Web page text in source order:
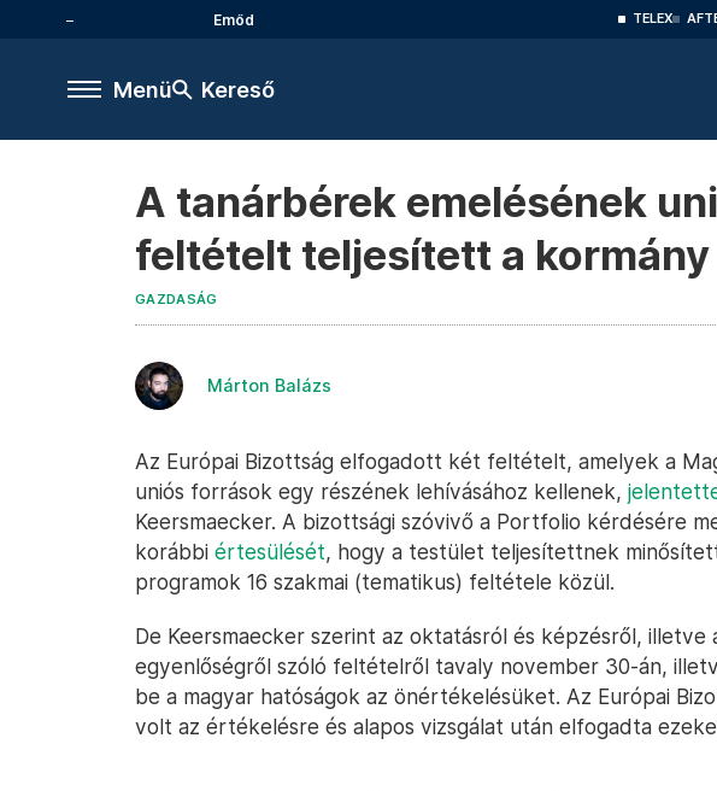
Emőd TELEX
Menü Kereső
A tanárbérek emelésének
feltételt teljesített a kormány
GAZDASÁG
Márton Balázs
Az Európai Bizottság elfogadott két feltételt, amelyek a
uniós források egy részének lehívásához kellenek,
Keersmaecker. A bizottsági szóvivő a Portfolio kérdésére
korábbi értesülését, hogy a testület teljesítettnek
programok 16 szakmai (tematikus) feltétele közül.
De Keersmaecker szerint az oktatásról és képzésről, illetve
egyenlőségről szóló feltételről tavaly november 30-án,
be a magyar hatóságok az önértékelésüket. Az Európai
volt az értékelésre és alapos vizsgálat után elfogadta